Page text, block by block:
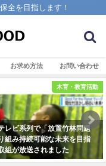
全を目指します！
お求め方法 お問い合わせ
木育・教育活動
レビ系列で「放置竹林問題
組み持続可能な未来を目指
組が放送されました